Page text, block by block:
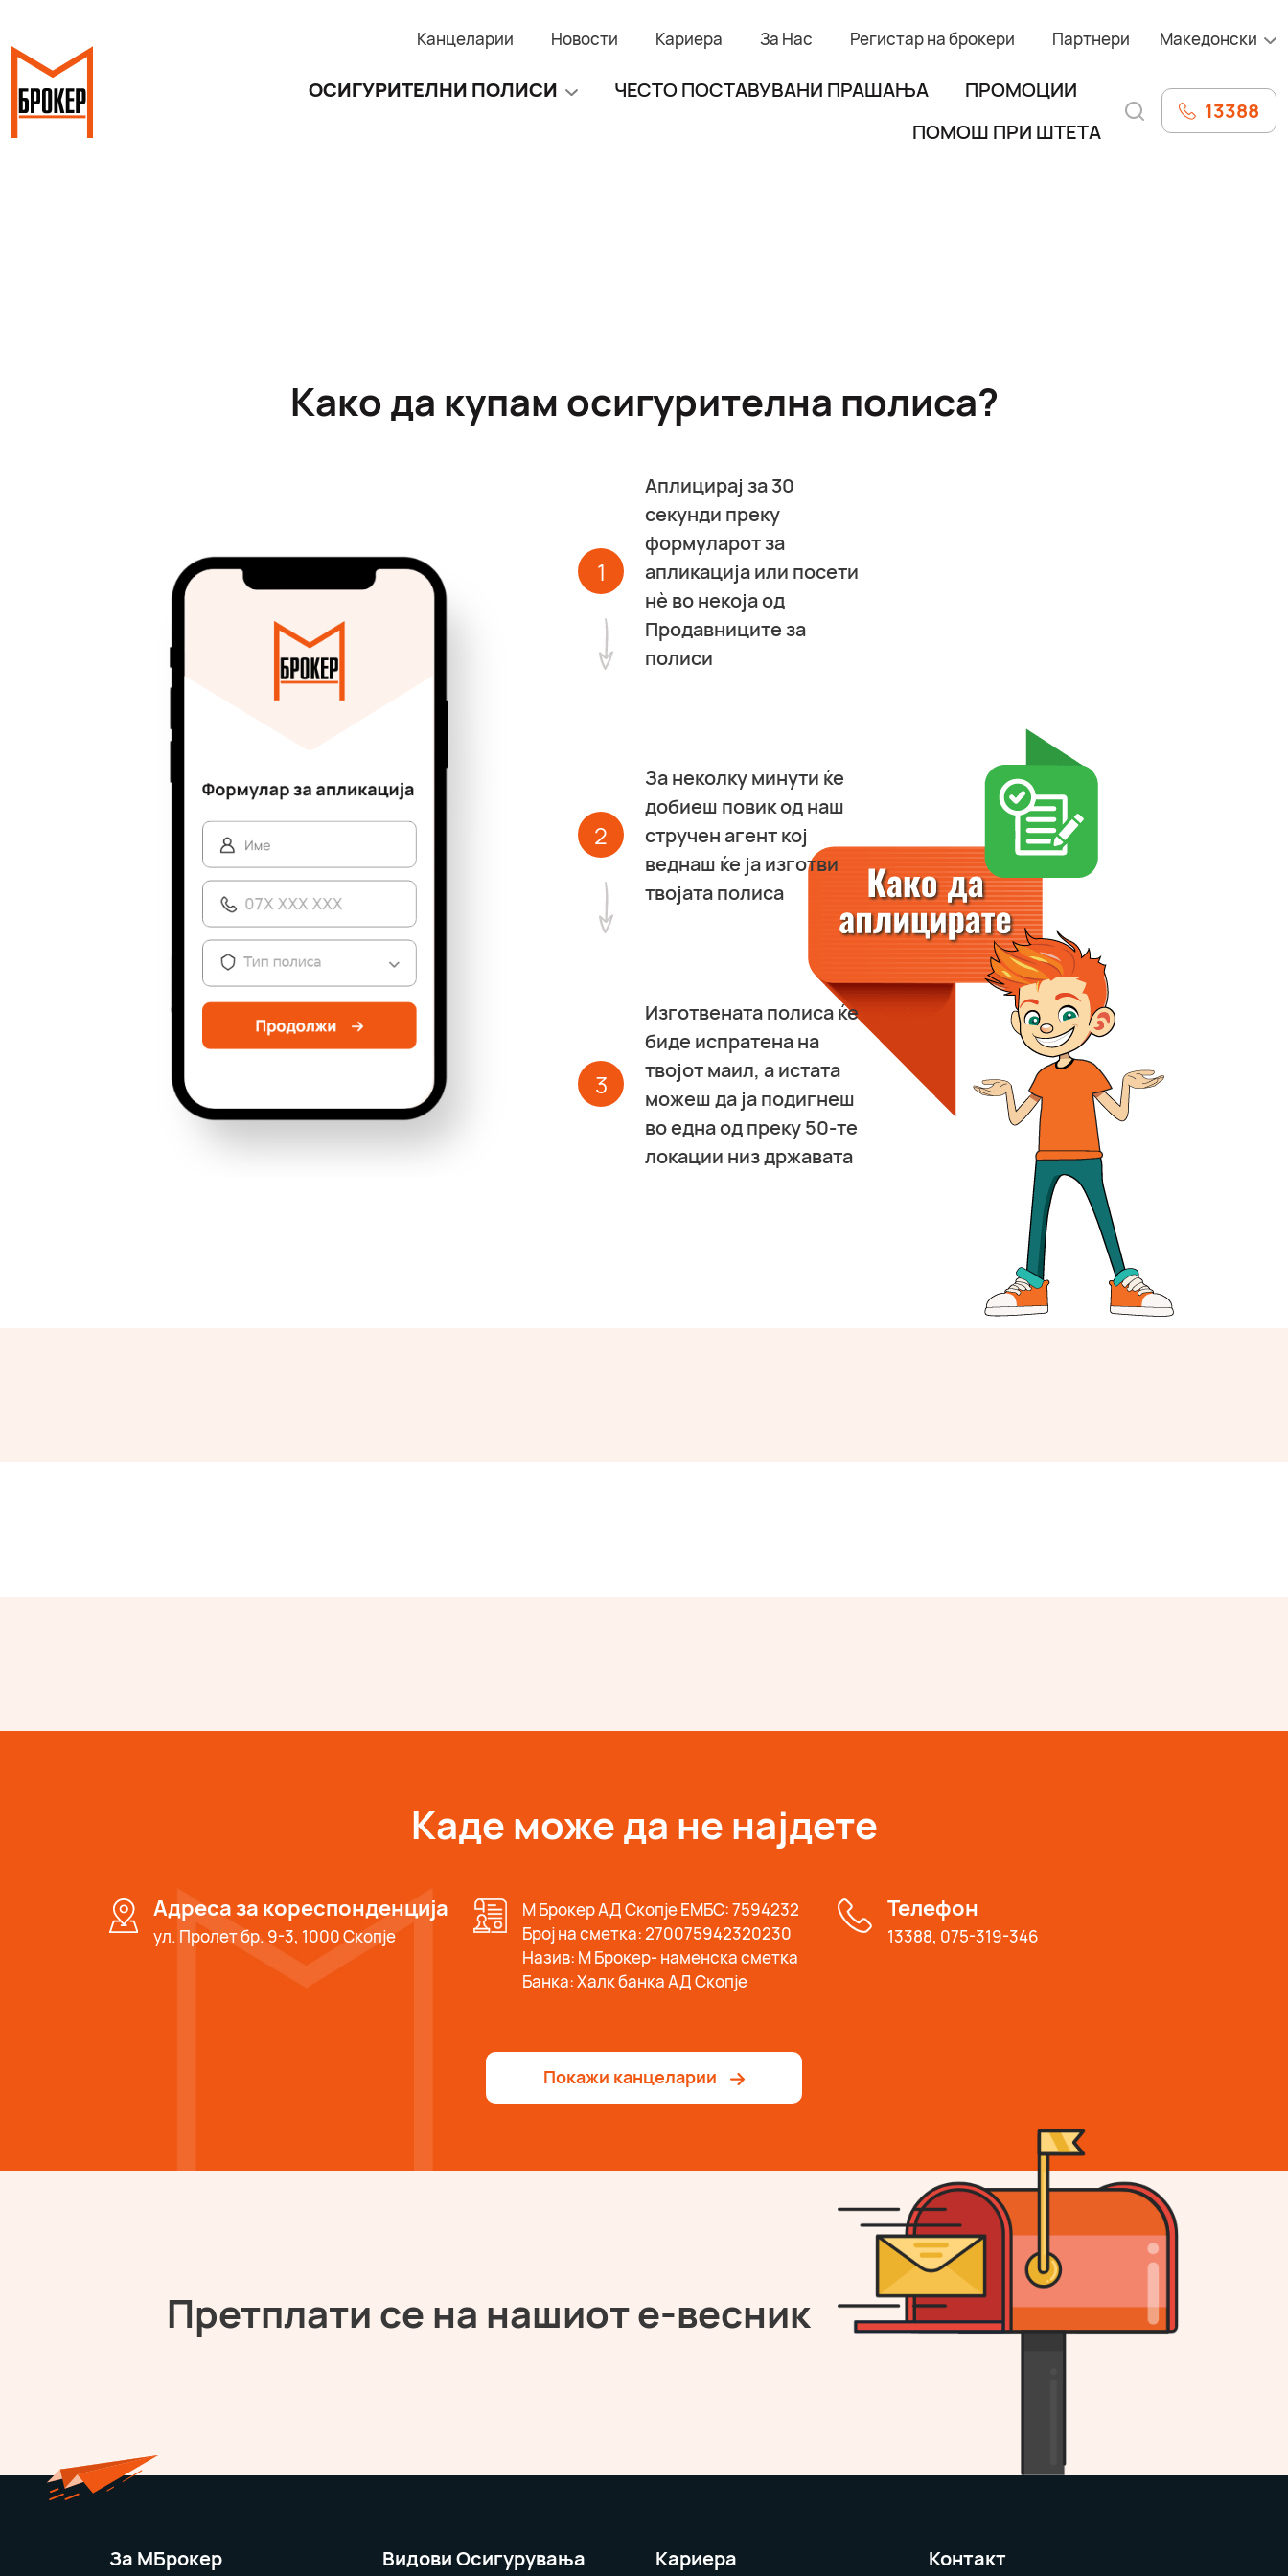
Канцеларии Новости Кариера За Нас Регистар на брокери Партнери Македонски
ОСИГУРИТЕЛНИ ПОЛИСИ ЧЕСТО ПОСТАВУВАНИ ПРАШАЊА
ПРОМОЦИИ
ПОМОШ ПРИ ШТЕТА
13388
Како да купам осигурителна полиса?
1
Аплицирај за 30
секунди преку
формуларот за
апликација или посети
нѐ во некоја од
Продавниците за
полиси
2
За неколку минути ќе
добиеш повик од наш
стручен агент кој
веднаш ќе ја изготви
твојата полиса
3
Изготвената полиса ќе
биде испратена на
твојот маил, а истата
можеш да ја подигнеш
во една од преку 50-те
локации низ државата
Каде може да не најдете
Адреса за кореспонденција
ул. Пролет бр. 9-3, 1000 Скопје
М Брокер АД Скопје ЕМБС: 7594232
Број на сметка: 270075942320230
Назив: М Брокер- наменска сметка
Банка: Халк банка АД Скопје
Телефон
13388, 075-319-346
Покажи канцеларии
Претплати се на нашиот е-весник
За MБрокер Видови Осигурувања Кариера Контакт